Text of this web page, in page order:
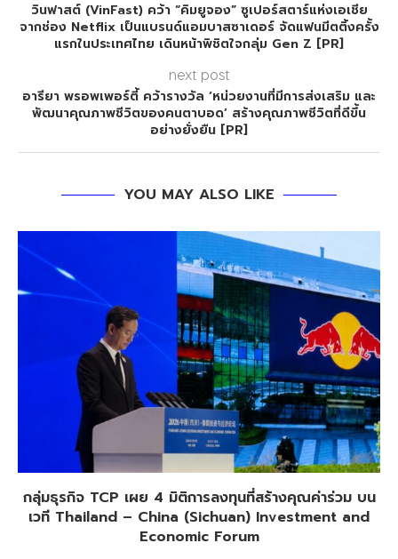
วินฟาสต์ (VinFast) คว้า “คิมยูจอง” ซูเปอร์สตาร์แห่งเอเชีย
จากช่อง Netflix เป็นแบรนด์แอมบาสซาเดอร์ จัดแฟนมีตติ้งครั้ง
แรกในประเทศไทย เดินหน้าพิชิตใจกลุ่ม Gen Z [PR]
next post
อารียา พรอพเพอร์ตี้ คว้ารางวัล ‘หน่วยงานที่มีการส่งเสริม และ
พัฒนาคุณภาพชีวิตของคนตาบอด’ สร้างคุณภาพชีวิตที่ดีขึ้น
อย่างยั่งยืน [PR]
YOU MAY ALSO LIKE
กลุ่มธุรกิจ TCP เผย 4 มิติการลงทุนที่สร้างคุณค่าร่วม บน
เวที Thailand – China (Sichuan) Investment and
Economic Forum